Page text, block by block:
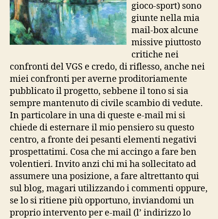
gioco-sport) sono
giunte nella mia
mail-box alcune
missive piuttosto
critiche nei
confronti del VGS e credo, di riflesso, anche nei
miei confronti per averne proditoriamente
pubblicato il progetto, sebbene il tono si sia
sempre mantenuto di civile scambio di vedute.
In particolare in una di queste e-mail mi si
chiede di esternare il mio pensiero su questo
centro, a fronte dei pesanti elementi negativi
prospettatimi. Cosa che mi accingo a fare ben
volentieri. Invito anzi chi mi ha sollecitato ad
assumere una posizione, a fare altrettanto qui
sul blog, magari utilizzando i commenti oppure,
se lo si ritiene più opportuno, inviandomi un
proprio intervento per e-mail (l’ indirizzo lo